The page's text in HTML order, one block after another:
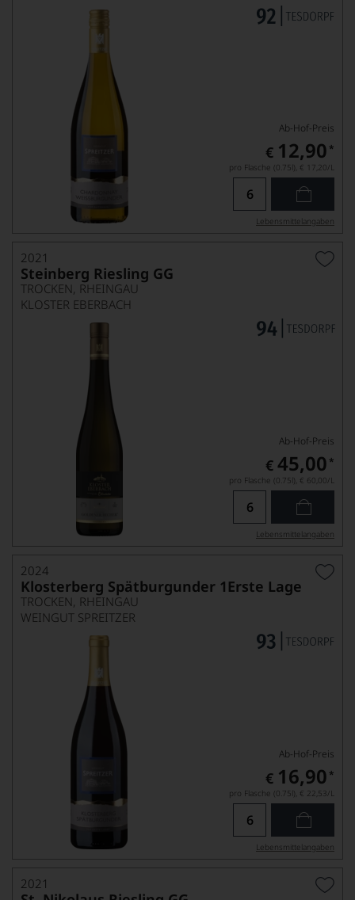
Ab-Hof-Preis
€ 12,90 *
pro Flasche (0.75l), € 17,20/L
Lebensmittel­angaben
2021
Steinberg Riesling GG
TROCKEN, RHEINGAU
KLOSTER EBERBACH
Ab-Hof-Preis
€ 45,00 *
pro Flasche (0.75l), € 60,00/L
Lebensmittel­angaben
2024
Klosterberg Spätburgunder 1Erste Lage
TROCKEN, RHEINGAU
WEINGUT SPREITZER
Ab-Hof-Preis
€ 16,90 *
pro Flasche (0.75l), € 22,53/L
Lebensmittel­angaben
2021